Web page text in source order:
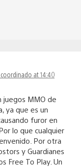
at 14:40
juegos MMO de
ya que es un
furor en
lo que cualquier
Por otra
y Guardianes
Free To Play. Un